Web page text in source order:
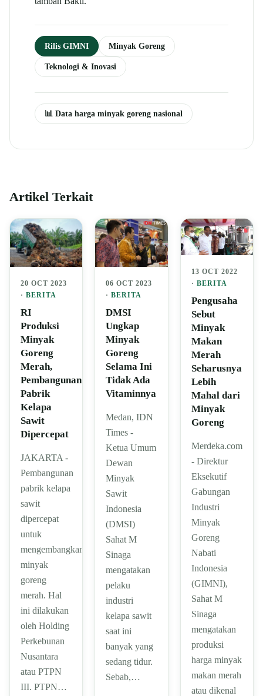
Rilis GIMNI Minyak Goreng
Teknologi & Inovasi
📊 Data harga minyak goreng nasional
Artikel Terkait
20 OCT 2023
· BERITA
RI
Produksi
Minyak
Goreng
Merah,
Pembangunan
Pabrik
Kelapa
Sawit
Dipercepat
JAKARTA -
Pembangunan
pabrik kelapa
sawit
dipercepat
untuk
mengembangkan
minyak
goreng
merah. Hal
ini dilakukan
oleh Holding
Perkebunan
Nusantara
atau PTPN
III. PTPN…
06 OCT 2023
·BERITA
DMSI
Ungkap
Minyak
Goreng
Selama Ini
Tidak Ada
Vitaminnya
Medan, IDN
Times -
Ketua Umum
Dewan
Minyak
Sawit
Indonesia
(DMSI)
Sahat M
Sinaga
mengatakan
pelaku
industri
kelapa sawit
saat ini
banyak yang
sedang tidur.
Sebab,…
13 OCT 2022
· BERITA
Pengusaha
Sebut
Minyak
Makan
Merah
Seharusnya
Lebih
Mahal dari
Minyak
Goreng
Merdeka.com
- Direktur
Eksekutif
Gabungan
Industri
Minyak
Goreng
Nabati
Indonesia
(GIMNI),
Sahat M
Sinaga
mengatakan
produksi
harga minyak
makan merah
atau dikenal